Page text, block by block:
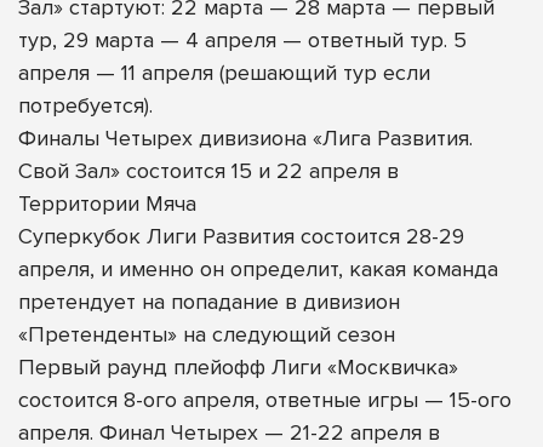
Зал» стартуют: 22 марта — 28 марта — первый
тур, 29 марта — 4 апреля — ответный тур. 5
апреля — 11 апреля (решающий тур если
потребуется).
Финалы Четырех дивизиона «Лига Развития.
Свой Зал» состоится 15 и 22 апреля в
Территории Мяча
Суперкубок Лиги Развития состоится 28-29
апреля, и именно он определит, какая команда
претендует на попадание в дивизион
«Претенденты» на следующий сезон
Первый раунд плейофф Лиги «Москвичка»
состоится 8-ого апреля, ответные игры — 15-ого
апреля. Финал Четырех — 21-22 апреля в